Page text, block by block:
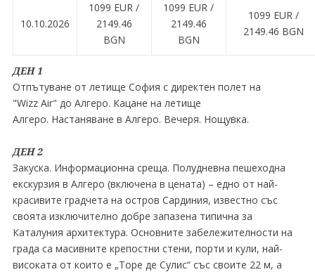
10.10.2026
1099 EUR ∕
2149.46
BGN
1099 EUR ∕
2149.46
BGN
1099 EUR ∕
2149.46 BGN
ДЕН 1
Отпътуване от летище София с директен полет на
"Wizz Air" до Алгеро. Кацане на летище
Алгеро. Настаняване в Алгеро. Вечеря. Нощувка.
ДЕН 2
Закуска. Информационна среща. Полудневна пешеходна
екскурзия в Алгеро (включена в цената) – едно от най-
красивите градчета на остров Сардиния, известно със
своята изключително добре запазена типична за
Каталуния архитектура. Основните забележителности на
града са масивните крепостни стени, порти и кули, най-
високата от които е „Торе де Сулис“ със своите 22 м, а